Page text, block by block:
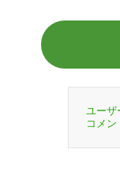
ユーザ
コメン